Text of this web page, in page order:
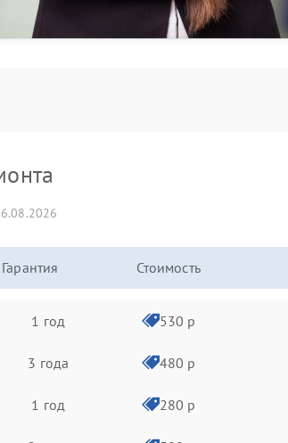
Гарантия Стоимость
1 год 530 р
3 года 480 р
1 год 280 р